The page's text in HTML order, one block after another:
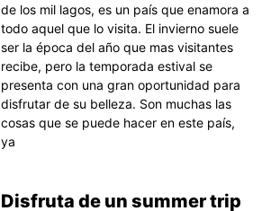
de los mil lagos, es un país que enamora a
todo aquel que lo visita. El invierno suele
ser la época del año que mas visitantes
recibe, pero la temporada estival se
presenta con una gran oportunidad para
disfrutar de su belleza. Son muchas las
cosas que se puede hacer en este país,
ya
Disfruta de un summer trip